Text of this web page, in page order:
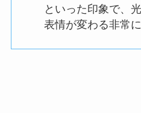
といった印象で、
表情が変わる非常